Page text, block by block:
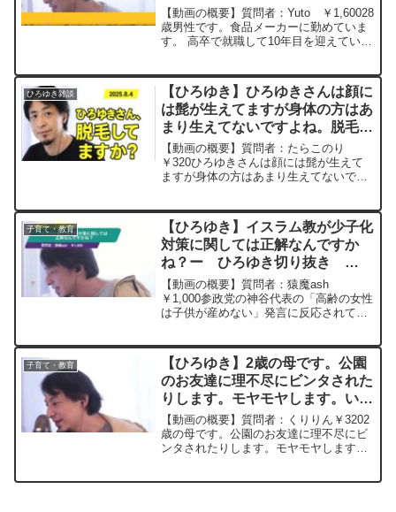
信制大学に行くのはアリだと思い
ますか？ー ひろゆき切り抜き
20250625
【動画の概要】質問者：Yuto ￥1,60028
歳男性です。食品メーカーに勤めていま
す。 高卒で就職して10年目を迎えていま
リアして、年収は600万円弱まで来まし
た。...
ひろゆき雑談
【ひろゆき】ひろゆきさんは顔に
は髭が生えてますが身体の方はあ
まり生えてないですよね。脱毛し
てますか？ー ひろゆき切り抜
き 20250804
【動画の概要】質問者：たらこのり
￥320ひろゆきさんは顔には髭が生えて
ますが身体の方はあまり生えてないです
ーモア、音楽、世界観. Bière de Meaux
Am...
子育て・教育
【ひろゆき】イスラム教が少子化
対策に関しては正解なんですか
ね？ー ひろゆき切り抜き
20250705
【動画の概要】質問者：猿魔ash
￥1,000参政党の神谷代表の「高齢の女性
は子供が産めない」発言に反応されてま
住宅に関する法律）だったりイスラム教
が少子化対策に関して...
子育て・教育
【ひろゆき】2歳の母です。公園
のお友達に理不尽にビンタされた
りします。モヤモヤします。いい
解決法ないでしょうか？ー ひろ
ゆき切り抜き 20230320
【動画の概要】質問者：くりりん￥3202
歳の母です。公園のお友達に理不尽にビ
ンタされたりします。モヤモヤします。